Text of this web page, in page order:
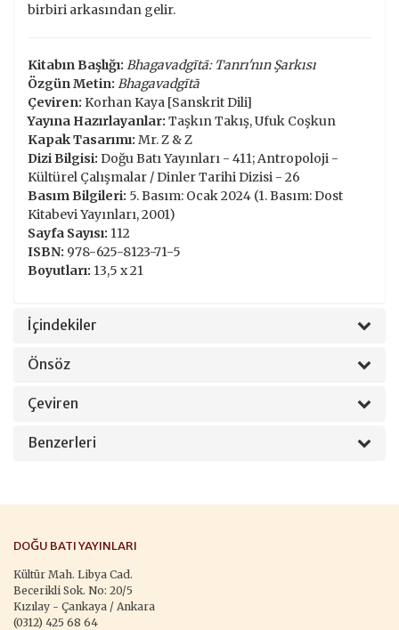
birbiri arkasından gelir.
Kitabın Başlığı: Bhagavadgītā: Tanrı'nın Şarkısı
Özgün Metin: Bhagavadgītā
Çeviren: Korhan Kaya [Sanskrit Dili]
Yayına Hazırlayanlar: Taşkın Takış, Ufuk Coşkun
Kapak Tasarımı: Mr. Z & Z
Dizi Bilgisi: Doğu Batı Yayınları - 411; Antropoloji -
Kültürel Çalışmalar / Dinler Tarihi Dizisi - 26
Basım Bilgileri: 5. Basım: Ocak 2024 (1. Basım: Dost
Kitabevi Yayınları, 2001)
Sayfa Sayısı: 112
ISBN: 978-625-8123-71-5
Boyutları: 13,5 x 21
İçindekiler
Önsöz
Çeviren
Benzerleri
DOĞU BATI YAYINLARI
Kültür Mah. Libya Cad.
Becerikli Sok. No: 20/5
Kızılay - Çankaya / Ankara
(0312) 425 68 64